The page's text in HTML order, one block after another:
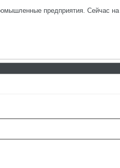
предприятия. Сейчас